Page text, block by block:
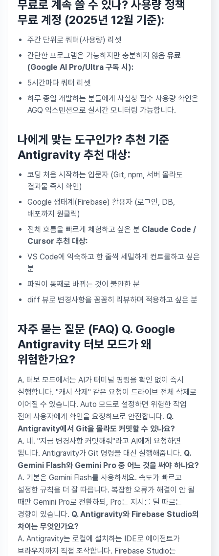
무료로 계속 쓸 수 있나? 사용량 정책
무료 계정 (2025년 12월 기준):
주간 단위로 쿼터(사용량) 리셋
간단한 프로그램은 가능하지만 충분하지 않음 유료
(Google AI Pro/Ultra 구독 시):
5시간마다 쿼터 리셋
하루 종일 개발하는 분들에게 사실상 필수 사용량 확인은
AGQ 익스텐션으로 실시간 모니터링 가능합니다.
나에게 맞는 도구인가? 추천 기준
Antigravity 추천 대상:
코딩 처음 시작하는 입문자 (Git, npm, 서버 몰라도
결과물 즉시 확인)
Google 생태계(Firebase) 활용자 (로그인, DB,
배포까지 원클릭)
전체 흐름을 빠르게 체험하고 싶은 분 Claude Code /
Cursor 추천 대상:
VS Code에 익숙하고 한 줄씩 세밀하게 컨트롤하고 싶은
분
파일이 통째로 바뀌는 것이 불안한 분
diff 뷰로 변경사항을 꼼꼼히 리뷰하며 적용하고 싶은 분
자주 묻는 질문 (FAQ) Q. Google
Antigravity 터보 모드가 왜
위험한가요?
A. 터보 모드에서는 AI가 터미널 명령을 확인 없이 즉시
실행합니다. "캐시 삭제" 같은 요청이 드라이브 전체 삭제로
이어질 수 있습니다. Auto 모드로 설정하면 위험한 작업
전에 사용자에게 확인을 요청하므로 안전합니다. Q.
Antigravity에서 Git을 몰라도 커밋할 수 있나요?
A. 네. "지금 변경사항 커밋해줘"라고 AI에게 요청하면
됩니다. Antigravity가 Git 명령을 대신 실행해줍니다. Q.
Gemini Flash와 Gemini Pro 중 어느 것을 써야 하나요?
A. 기본은 Gemini Flash를 사용하세요. 속도가 빠르고
설정한 규칙을 더 잘 따릅니다. 복잡한 오류가 해결이 안 될
때만 Gemini Pro로 전환하되, Pro는 지시를 덜 따르는
경향이 있습니다. Q. Antigravity와 Firebase Studio의
차이는 무엇인가요?
A. Antigravity는 로컬에 설치하는 IDE로 에이전트가
브라우저까지 직접 조작합니다. Firebase Studio는